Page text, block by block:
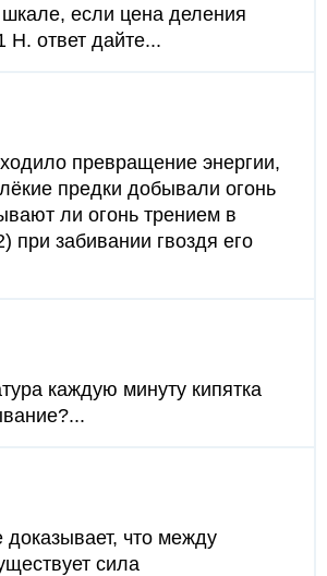
если цена деления
Н. ответ дайте...
превращение энергии,
предки добывали огонь
ли огонь трением в
при забивании гвоздя его
каждую минуту кипятка
доказывает, что между
сила